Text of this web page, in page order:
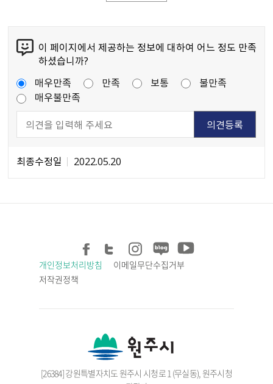
이 페이지에서 제공하는 정보에 대하여 어느 정도 만족
하셨습니까?
매우만족
만족 보통
불만족
매우불만족
최종수정일 2022.05.20
개인정보처리방침
이메일무단수집거부
저작권정책
[26384] 강원특별자치도 원주시 시청로 1 (무실동), 원주시청